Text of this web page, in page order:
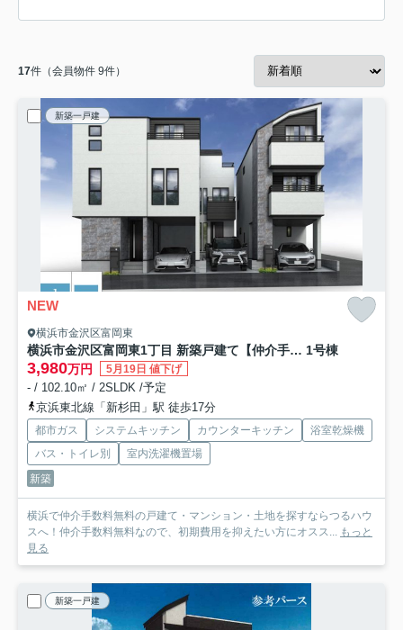
17件（会員物件 9件）
新築一戸建
NEW
横浜市金沢区富岡東
横浜市金沢区富岡東1丁目 新築戸建て【仲介手数料無料】 1号棟
3,980万円 5月19日 値下げ
- / 102.10㎡ / 2SLDK /予定
京浜東北線「新杉田」駅 徒歩17分
都市ガス システムキッチン カウンターキッチン
浴室乾燥機
バス・トイレ別
室内洗濯機置場
新築
横浜で仲介手数料無料の戸建て・マンション・土地を探すならつるハウ
スへ！仲介手数料無料なので、初期費用を抑えたい方にオスス... もっと
見る
新築一戸建